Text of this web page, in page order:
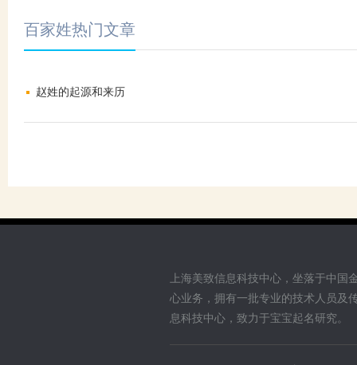
百家姓热门文章
赵姓的起源和来历
上海美致信息科技中心，坐落于中
心业务，拥有一批专业的技术人员及
息科技中心，致力于宝宝起名研究。